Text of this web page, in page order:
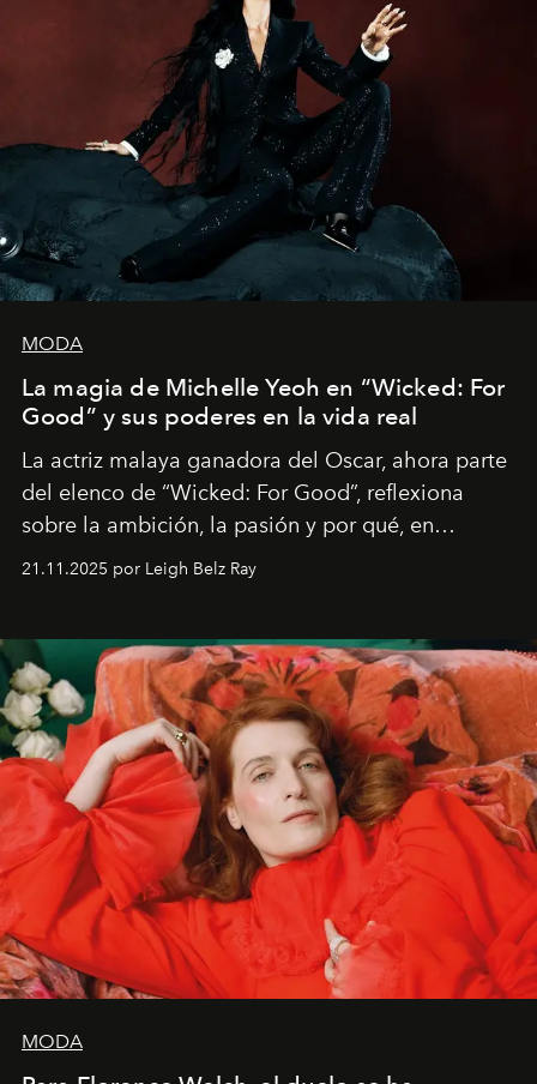
MODA
La magia de Michelle Yeoh en “Wicked: For
Good” y sus poderes en la vida real
La actriz malaya ganadora del Oscar, ahora parte
del elenco de “Wicked: For Good”, reflexiona
sobre la ambición, la pasión y por qué, en
ocasiones, la introspección puede esperar. “Es
importa si no lo entienden’”, confiesa.
21.11.2025 por Leigh Belz Ray
MODA